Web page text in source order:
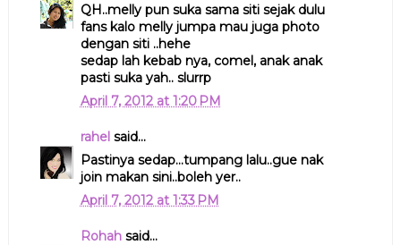
QH..melly pun suka sama siti sejak dulu
fans kalo melly jumpa mau juga photo
dengan siti ..hehe
sedap lah kebab nya, comel, anak anak
pasti suka yah.. slurrp
April 7, 2012 at 1:20 PM
rahelsaid...
Pastinya sedap...tumpang lalu..gue nak
join makan sini..boleh yer..
April 7, 2012 at 1:33 PM
Rohahsaid...